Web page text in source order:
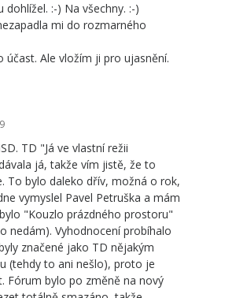
:-) Na všechny. :-)
mi do rozmarného
účast. Ale vložím ji pro ujasnění.
TD "Já ve vlastní režii
já, takže vím jistě, že to
To bylo daleko dřív, možná o rok,
vymyslel Pavel Petruška a mám
"Kouzlo prázdného prostoru"
nedám). Vyhodnocení probíhalo
značené jako TD nějakým
(tehdy to ani nešlo), proto je
Fórum bylo po změně na nový